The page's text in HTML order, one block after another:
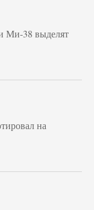
Ми-38 выделят
на